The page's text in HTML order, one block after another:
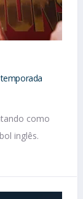
como
inglês.